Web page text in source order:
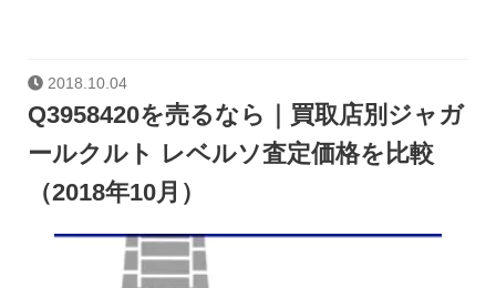
2018.10.04
Q3958420を売るなら｜買取店別ジャガ
ールクルト レベルソ査定価格を比較
（2018年10月）